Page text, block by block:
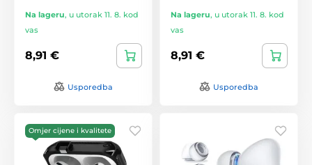
Na lageru, u utorak 11. 8. kod
vas
8,91 €
Usporedba
Na lageru, u utorak 11. 8. kod
vas
8,91 €
Usporedba
Omjer cijene i kvalitete